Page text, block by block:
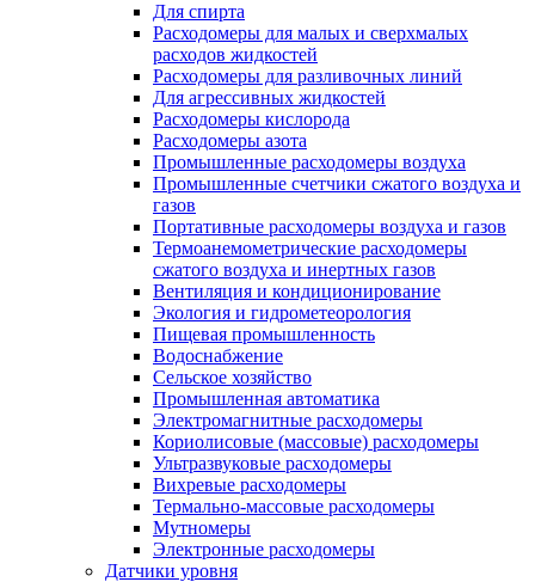
Для спирта
Расходомеры для малых и сверхмалых
расходов жидкостей
Расходомеры для разливочных линий
Для агрессивных жидкостей
Расходомеры кислорода
Расходомеры азота
Промышленные расходомеры воздуха
Промышленные счетчики сжатого воздуха и
газов
Портативные расходомеры воздуха и газов
Термоанемометрические расходомеры
сжатого воздуха и инертных газов
Вентиляция и кондиционирование
Экология и гидрометеорология
Пищевая промышленность
Водоснабжение
Сельское хозяйство
Промышленная автоматика
Электромагнитные расходомеры
Кориолисовые (массовые) расходомеры
Ультразвуковые расходомеры
Вихревые расходомеры
Термально-массовые расходомеры
Мутномеры
Электронные расходомеры
Датчики уровня